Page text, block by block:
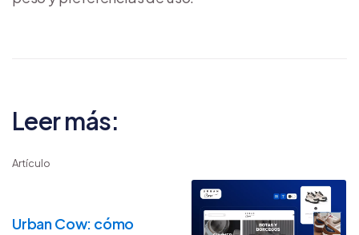
Leer más:
Artículo
Urban Cow: cómo